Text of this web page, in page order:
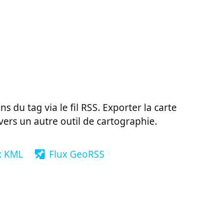
du tag via le fil RSS. Exporter la carte
un autre outil de cartographie.
KML Flux GeoRSS